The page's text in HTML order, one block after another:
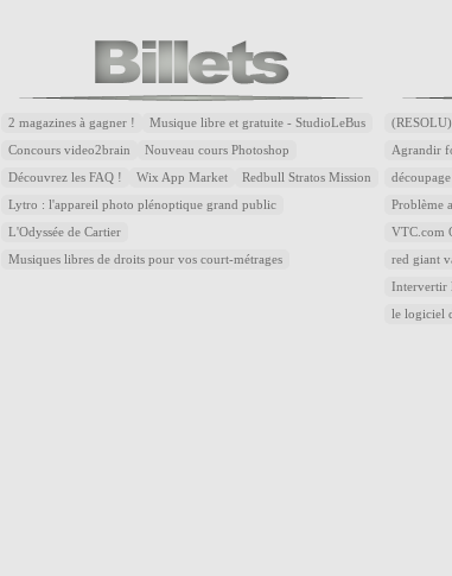
2 magazines à gagner ! Musique libre et gratuite - StudioLeBus
Concours video2brain Nouveau cours Photoshop
Découvrez les FAQ ! Wix App Market Redbull Stratos Mission
Lytro : l'appareil photo plénoptique grand public
L'Odyssée de Cartier
Musiques libres de droits pour vos court-métrages
Agrandir
Problème
VTC.com
red giant
Intervertir
le logiciel